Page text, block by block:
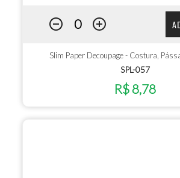
Slim Paper Decoupage - Costura,
SPL-057
R$ 8,78